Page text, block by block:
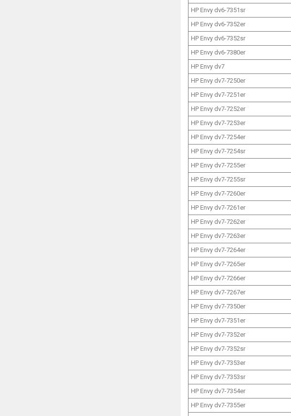
HP Envy dv6-7351sr
HP Envy dv6-7352er
HP Envy dv6-7352sr
HP Envy dv6-7380er
HP Envy dv7
HP Envy dv7-7250er
HP Envy dv7-7251er
HP Envy dv7-7252er
HP Envy dv7-7253er
HP Envy dv7-7254er
HP Envy dv7-7254sr
HP Envy dv7-7255er
HP Envy dv7-7255sr
HP Envy dv7-7260er
HP Envy dv7-7261er
HP Envy dv7-7262er
HP Envy dv7-7263er
HP Envy dv7-7264er
HP Envy dv7-7265er
HP Envy dv7-7266er
HP Envy dv7-7267er
HP Envy dv7-7350er
HP Envy dv7-7351er
HP Envy dv7-7352er
HP Envy dv7-7352sr
HP Envy dv7-7353er
HP Envy dv7-7353sr
HP Envy dv7-7354er
HP Envy dv7-7355er